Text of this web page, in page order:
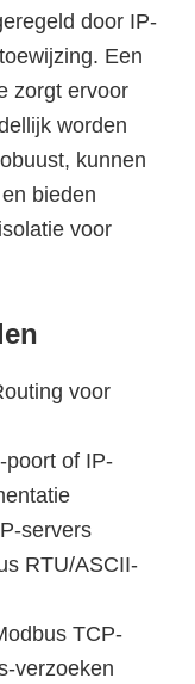
door IP-
Een
zorgt ervoor
worden
kunnen
bieden
voor
voor
poort of IP-
servers
RTU/ASCII-
TCP-
verzoeken